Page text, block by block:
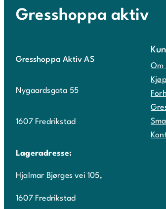
Gresshoppa aktiv
Gresshoppa Aktiv AS
Nygaardsgata 55
1607 Fredrikstad
Lageradresse:
Hjalmar Bjørges vei 105,
1607 Fredrikstad
Om